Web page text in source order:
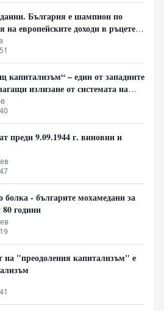
България е шампион по
на европейските доходи в ръцете
1%, надминава и САЩ
капитализъм“ – един от западните
излизане от системата на
преди 9.09.1944 г. виновни и
болка - българите мохамедани за
80 години
на "преодоления капитализъм" е